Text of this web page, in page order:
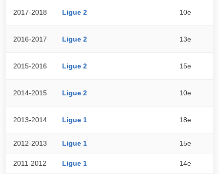
2017-2018 Ligue 2 10e
2016-2017 Ligue 2 13e
2015-2016 Ligue 2 15e
2014-2015 Ligue 2 10e
2013-2014 Ligue 1 18e
2012-2013 Ligue 1 15e
2011-2012 Ligue 1 14e